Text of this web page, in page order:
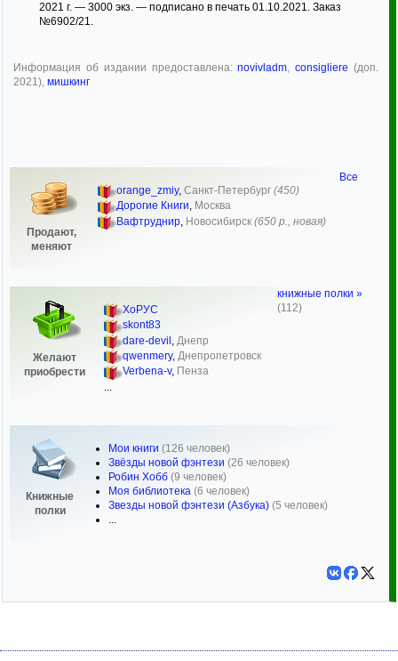
2021 г. — 3000 экз. — подписано в печать 01.10.2021. Заказ
№6902/21.
Информация об издании предоставлена:novivladm,consigliere (доп.
2021), мишкинг
Продают,
меняют
orange_zmiy, Санкт-Петербург (450)
Дорогие Книги, Москва
Вафтруднир Новосибирск (650 р., новая)
Желают
приобрести
ХоРУС
skont83
dare-devil Днепр
qwenmery, Днепропетровск
Verbena-v, Пенза
Книжные
полки
Мои книги (126 человек)
Звёзды новой фэнтези (26 человек)
Робин Хобб (9 человек)
Моя библиотека (6 человек)
Звезды новой фэнтези (Азбука) (5 человек)
...
Все
книжные полки »
(112)